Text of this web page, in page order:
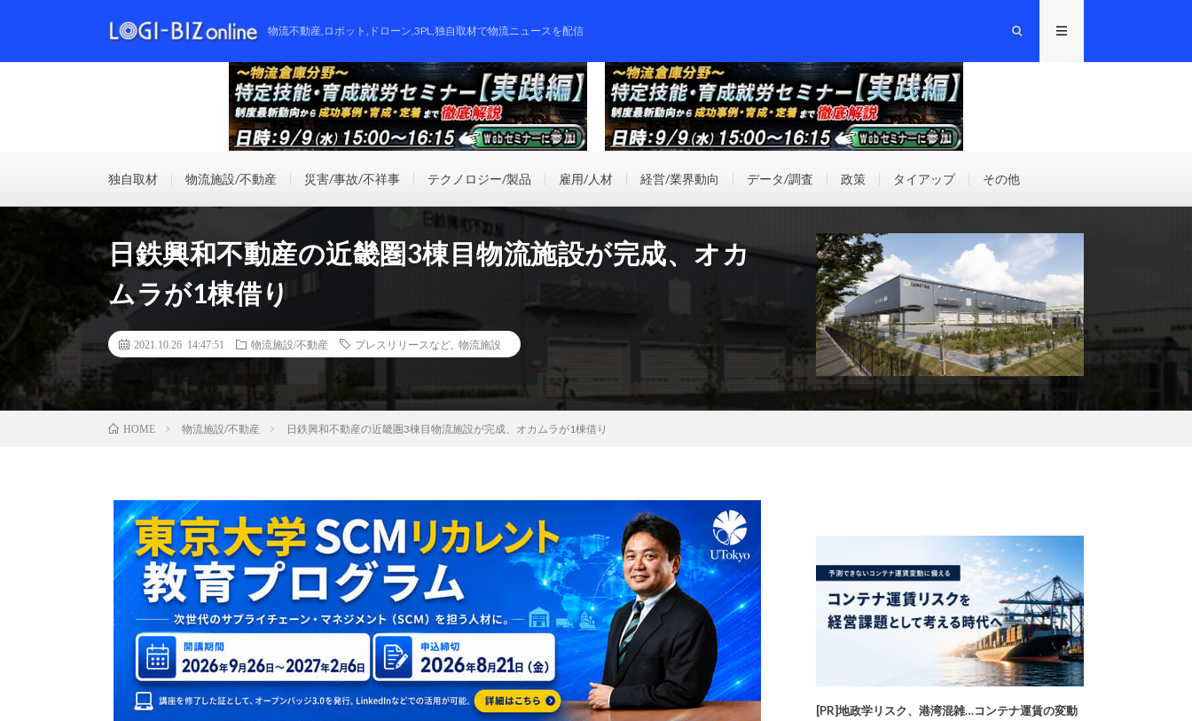
物流不動産,ロボット,ドローン,3PL,独自取材で物流ニュースを配信
独自取材 物流施設/不動産 災害/事故/不祥事 テクノロジー/製品 雇用/人材 経営/業界動向 データ/調査 政策 タイアップ その他
日鉄興和不動産の近畿圏3棟目物流施設が完成、オカ
ムラが1棟借り
2021.10.26 14:47:51 物流施設/不動産 プレスリリースなど 物流施設
HOME 物流施設/不動産 日鉄興和不動産の近畿圏3棟目物流施設が完成、オカムラが1棟借り
[PR]地政学リスク、港湾混雑…コンテナ運賃の変動